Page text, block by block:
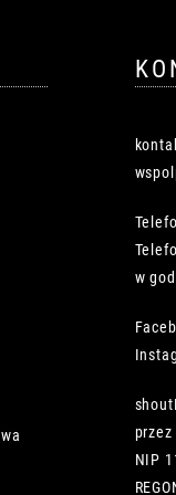
w
przez
NIP